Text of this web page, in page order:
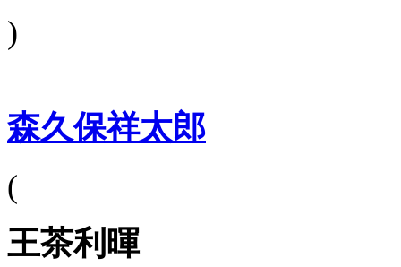
)
森久保祥太郎
(
王茶利暉